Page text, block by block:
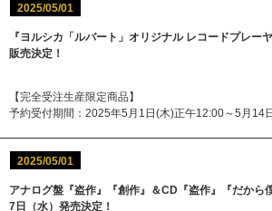
2025/05/01
『ヨルシカ「ルバート」オリジナル レコードプレー
販売決定！
【完全受注生産限定商品】
予約受付期間：2025年5月1日(木)正午12:00～5月14
2025/05/01
アナログ盤『盗作』『創作』＆CD『盗作』『だから
7日（水）発売決定！